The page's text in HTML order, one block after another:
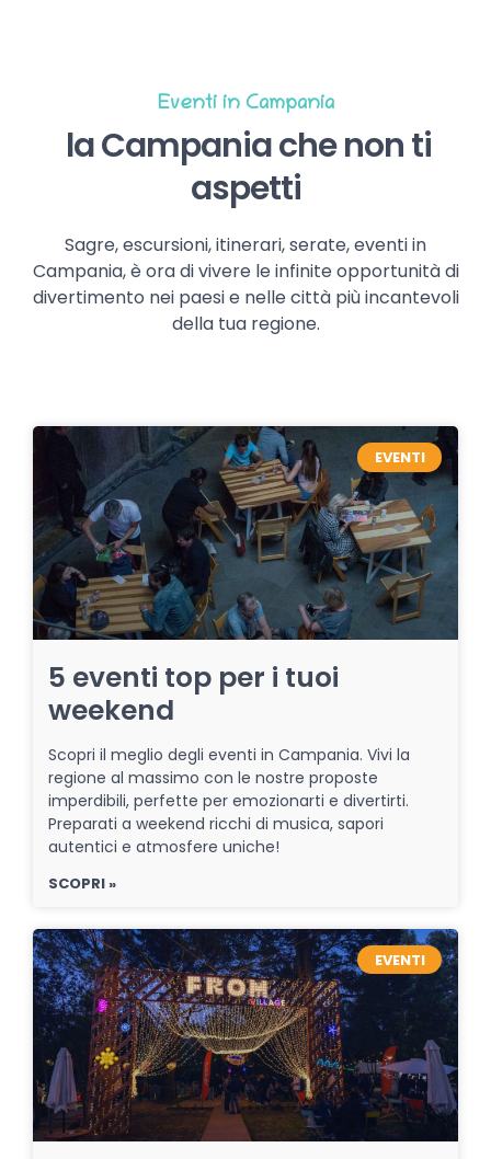
Eventi in Campania
la Campania che non ti
aspetti
Sagre, escursioni, itinerari, serate, eventi in
Campania, è ora di vivere le infinite opportunità di
divertimento nei paesi e nelle città più incantevoli
della tua regione.
EVENTI
5 eventi top per i tuoi
weekend
Scopri il meglio degli eventi in Campania. Vivi la
regione al massimo con le nostre proposte
imperdibili, perfette per emozionarti e divertirti.
Preparati a weekend ricchi di musica, sapori
autentici e atmosfere uniche!
SCOPRI »
EVENTI